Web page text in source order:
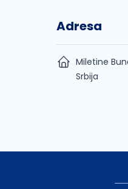
Adresa
Miletine
Srbija